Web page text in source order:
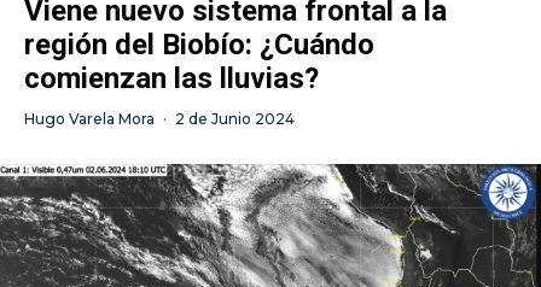
Viene nuevo sistema frontal a la
región del Biobío: ¿Cuándo
comienzan las lluvias?
Hugo Varela Mora · 2 de Junio 2024